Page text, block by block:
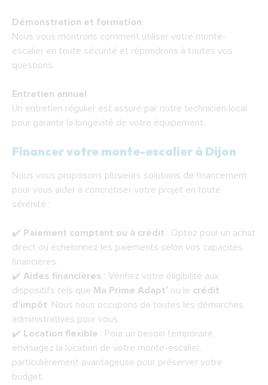
Démonstration et formation
Nous vous montrons comment utiliser votre monte-
escalier en toute sécurité et répondrons à toutes vos
questions.
Entretien annuel
Un entretien régulier est assuré par notre technicien local
pour garantir la longévité de votre équipement.
Financer votre monte-escalier à Dijon
Nous vous proposons plusieurs solutions de financement
pour vous aider à concrétiser votre projet en toute
sérénité :
✔️ Paiement comptant ou à crédit : Optez pour un achat
direct ou échelonnez les paiements selon vos capacités
financières.
✔️ Aides financières : Vérifiez votre éligibilité aux
dispositifs tels que Ma Prime Adapt’ ou le crédit
d’impôt. Nous nous occupons de toutes les démarches
administratives pour vous.
✔️ Location flexible : Pour un besoin temporaire,
envisagez la location de votre monte-escalier,
particulièrement avantageuse pour préserver votre
budget.